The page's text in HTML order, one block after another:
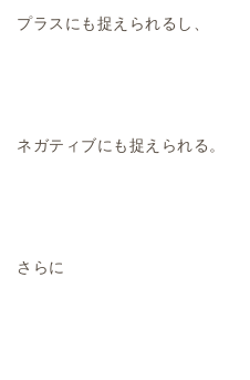
プラスにも捉えられるし、
ネガティブにも捉えられる。
さらに